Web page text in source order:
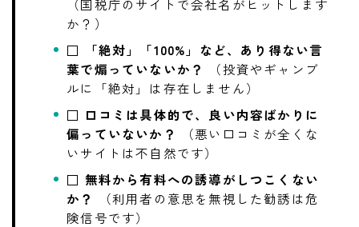
（国税庁のサイトで会社名がヒットします
か？）
□ 「絶対」「100%」など、あり得ない言
葉で煽っていないか？
（投資やギャンブ
ルに「絶対」は存在しません）
□ 口コミは具体的で、良い内容ばかりに
偏っていないか？
（悪い口コミが全くな
いサイトは不自然です）
□ 無料から有料への誘導がしつこくない
か？
（利用者の意思を無視した勧誘は危
険信号です）